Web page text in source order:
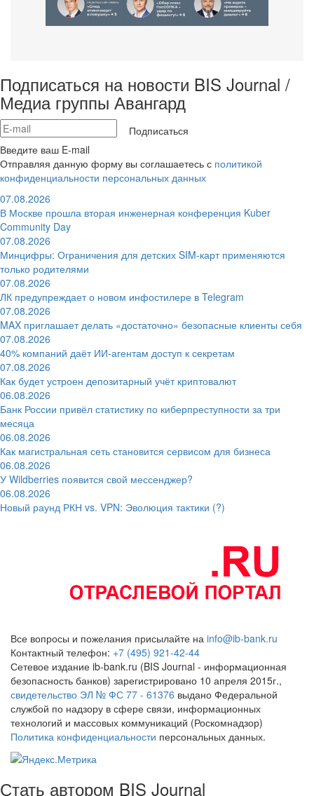
Подписаться на новости BIS Journal /
Медиа группы Авангард
Подписаться
Введите ваш E-mail
Отправляя данную форму вы соглашаетесь с политикой
конфиденциальности персональных данных
07.08.2026
В Москве прошла вторая инженерная конференция Kuber
Community Day
07.08.2026
Минцифры: Ограничения для детских SIM-карт применяются
только родителями
07.08.2026
ЛК предупреждает о новом инфостилере в Telegram
07.08.2026
MAX приглашает делать «достаточно» безопасные клиенты себя
07.08.2026
40% компаний даёт ИИ‑агентам доступ к секретам
07.08.2026
Как будет устроен депозитарный учёт криптовалют
06.08.2026
Банк России привёл статистику по киберпреступности за три
месяца
06.08.2026
Как магистральная сеть становится сервисом для бизнеса
06.08.2026
У Wildberries появится свой мессенджер?
06.08.2026
Новый раунд РКН vs. VPN: Эволюция тактики (?)
Все вопросы и пожелания присылайте на info@ib-bank.ru
Контактный телефон: +7 (495) 921-42-44
Сетевое издание ib-bank.ru (BIS Journal - информационная
безопасность банков) зарегистрировано 10 апреля 2015г.,
свидетельство ЭЛ № ФС 77 - 61376 выдано Федеральной
службой по надзору в сфере связи, информационных
технологий и массовых коммуникаций (Роскомнадзор)
Политика конфиденциальности персональных данных.
Стать автором BIS Journal